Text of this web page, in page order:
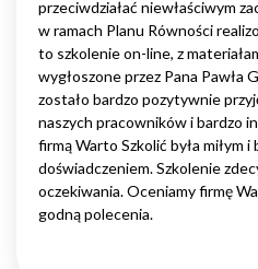
przeciwdziałać niewłaściwym
w ramach Planu Równości
to szkolenie on-line, z
wygłoszone przez Pana Pawła
zostało bardzo pozytywnie
naszych pracowników i bardzo
firmą Warto Szkolić była miłym
doświadczeniem. Szkolenie
oczekiwania. Oceniamy firmę
godną polecenia.